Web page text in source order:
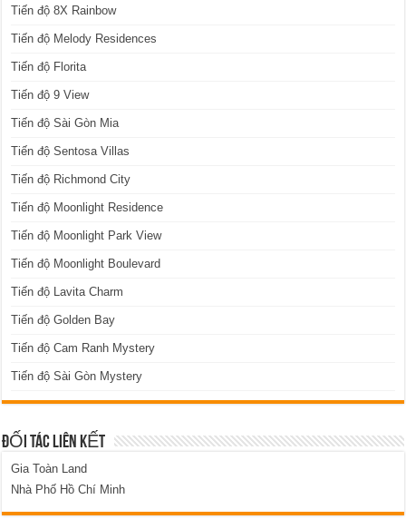
Tiến độ 8X Rainbow
Tiến độ Melody Residences
Tiến độ Florita
Tiến độ 9 View
Tiến độ Sài Gòn Mia
Tiến độ Sentosa Villas
Tiến độ Richmond City
Tiến độ Moonlight Residence
Tiến độ Moonlight Park View
Tiến độ Moonlight Boulevard
Tiến độ Lavita Charm
Tiến độ Golden Bay
Tiến độ Cam Ranh Mystery
Tiến độ Sài Gòn Mystery
ĐỐI TÁC LIÊN KẾT
Gia Toàn Land
Nhà Phố Hồ Chí Minh